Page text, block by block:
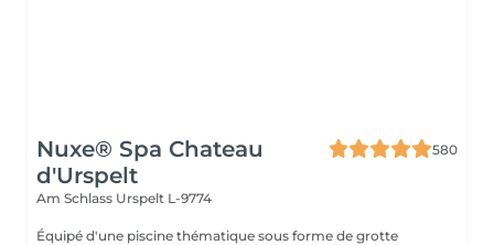
Nuxe® Spa Chateau
d'Urspelt
580
Am Schlass Urspelt L-9774
Équipé d'une piscine thématique sous forme de grotte